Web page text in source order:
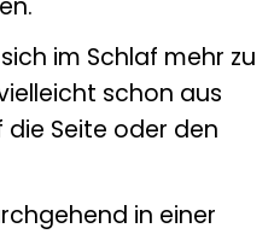
im Schlaf mehr zu
schon aus
die Seite oder den
in einer